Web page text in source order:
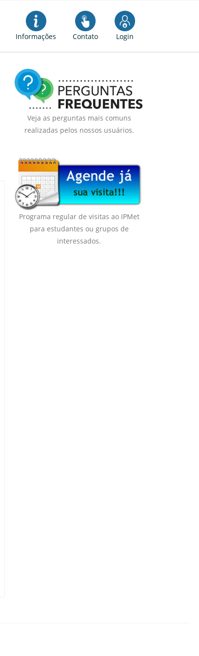
Informações Contato Login
Veja as perguntas mais comuns
realizadas pelos nossos usuários.
Programa regular de visitas ao IPMet
para estudantes ou grupos de
interessados.